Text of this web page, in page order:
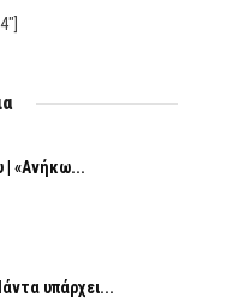
| «Ανήκω...
υπάρχει...